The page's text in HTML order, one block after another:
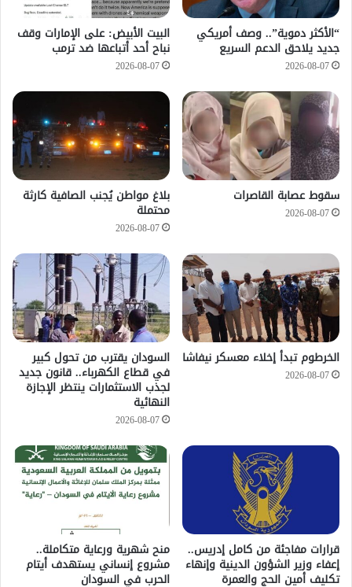
“الأكثر دموية”.. وصف أمريكي
جديد يلاحق الدعم السريع
2026-08-07
‏البيت الأبيض: على ⁧‫الإمارات‬⁩ وقف
نباح أحد أتباعها ضد ترمب
2026-08-07
سقوط عصابة القاصرات
2026-08-07
بلاغ مواطن يُجنب الصافية كارثة
محتملة
2026-08-07
الخرطوم تبدأ إخلاء معسكر نيفاشا
2026-08-07
السودان يقترب من تحول كبير
في قطاع الكهرباء.. قانون جديد
لجذب الاستثمارات ينتظر الإجازة
النهائية
2026-08-07
قرارات مفاجئة من كامل إدريس..
إعفاء وزير الشؤون الدينية وإنهاء
تكليف أمين الحج والعمرة
منح شهرية ورعاية متكاملة..
مشروع إنساني يستهدف أيتام
الحرب في السودان